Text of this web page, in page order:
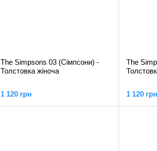
The Simpsons 03 (Сімпсони) -
Толстовка жіноча
1 120 грн
The
1 120 грн